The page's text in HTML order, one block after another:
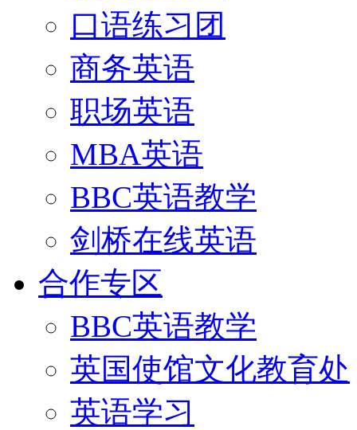
口语练习团
商务英语
职场英语
MBA英语
BBC英语教学
剑桥在线英语
合作专区
BBC英语教学
英国使馆文化教育处
英语学习